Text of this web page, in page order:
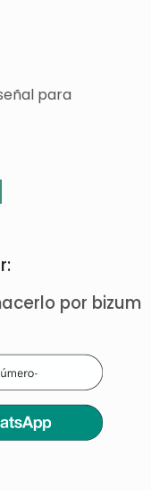
para
por bizum